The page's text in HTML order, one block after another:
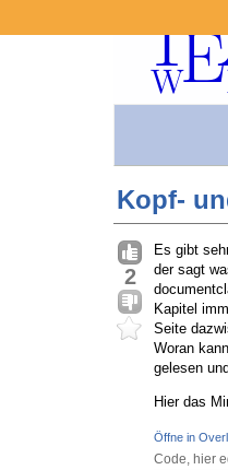
Kopf-
2
Es gibt
der sagt
Kapitel
Seite
Woran
gelesen
Hier das
Öffne in
Code, hier